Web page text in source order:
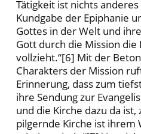
Tätigkeit ist nichts
Kundgabe der Epiphanie
Gottes in der Welt und
Gott durch die Mission
vollzieht.“[6] Mit der
Charakters der Mission
Erinnerung, dass zum
ihre Sendung zur
und die Kirche dazu da
pilgernde Kirche ist ihrem